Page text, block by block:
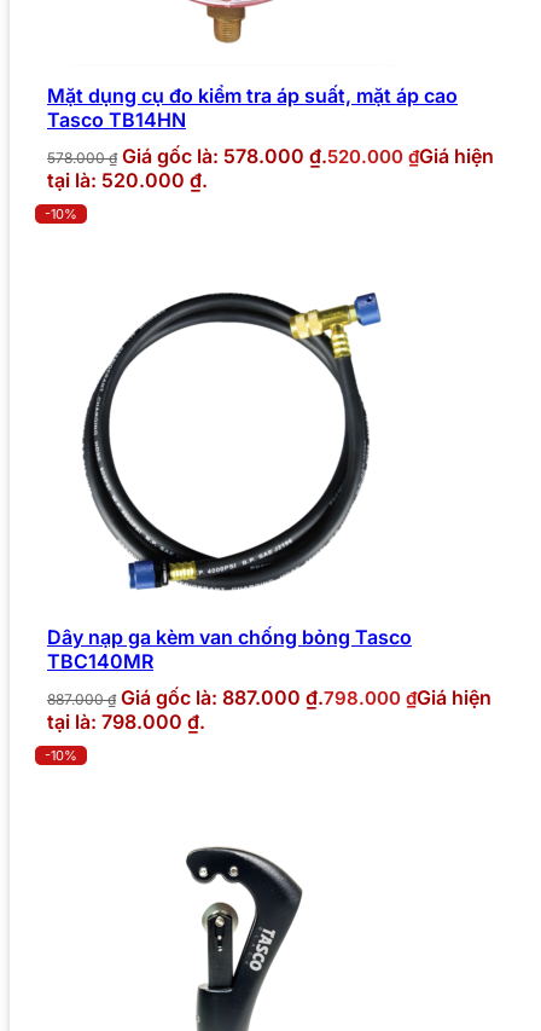
Mặt dụng cụ đo kiểm tra áp suất, mặt áp cao
Tasco TB14HN
578.000₫ Giá gốc là: 578.000 ₫.520.000 ₫Giá hiện
tại là: 520.000 ₫.
-10%
Dây nạp ga kèm van chống bỏng Tasco
TBC140MR
887.000₫ Giá gốc là: 887.000 ₫.798.000 ₫Giá hiện
tại là: 798.000 ₫.
-10%